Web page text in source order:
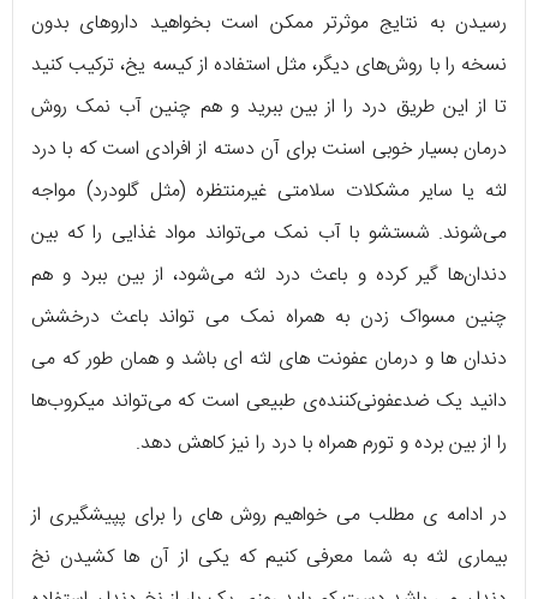
رسیدن به نتایج موثرتر ممکن است بخواهید داروهای بدون
نسخه را با روش‌های دیگر، مثل استفاده از کیسه یخ، ترکیب کنید
تا از این طریق درد را از بین ببرید و هم چنین آب نمک روش
درمان بسیار خوبی اسنت برای آن دسته از افرادی است که با درد
لثه یا سایر مشکلات سلامتی غیرمنتظره (مثل گلودرد) مواجه
می‌شوند. شستشو با آب نمک می‌تواند مواد غذایی را که بین
دندان‌ها گیر کرده و باعث درد لثه می‌شود، از بین ببرد و هم
چنین مسواک زدن به همراه نمک می تواند باعث درخشش
دندان ها و درمان عفونت های لثه ای باشد و همان طور که می
دانید یک ضدعفونی‌کننده‌ی طبیعی است که می‌تواند میکروب‌ها
را از بین برده و تورم همراه با درد را نیز کاهش دهد.
در ادامه ی مطلب می خواهیم روش های را برای پپیشگیری از
بیماری لثه به شما معرفی کنیم که یکی از آن ها کشیدن نخ